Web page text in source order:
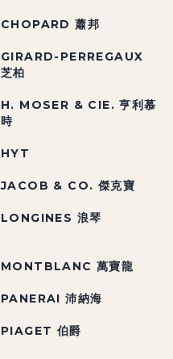
CHOPARD 蕭邦
GIRARD-PERREGAUX
芝柏
H. MOSER & CIE. 亨利慕
時
HYT
JACOB & CO. 傑克寶
LONGINES 浪琴
MONTBLANC 萬寶龍
PANERAI 沛納海
PIAGET 伯爵